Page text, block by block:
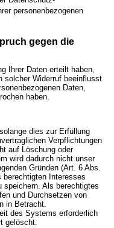
personenbezogenen
gegen die
Ihrer Daten erteilt haben,
solcher Widerruf beeinflusst
Daten,
haben.
dies zur Erfüllung
Verpflichtungen
auf Löschung oder
wird dadurch nicht unser
Gründen (Art. 6 Abs.
berechtigten Interesses
speichern. Als berechtigtes
und Durchsetzen von
in Betracht.
des Systems erforderlich
gelöscht.